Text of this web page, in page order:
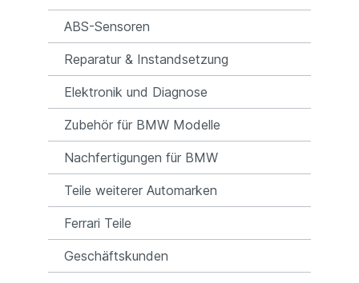
ABS-Sensoren
Reparatur & Instandsetzung
Elektronik und Diagnose
Zubehör für BMW Modelle
Nachfertigungen für BMW
Teile weiterer Automarken
Ferrari Teile
Geschäftskunden